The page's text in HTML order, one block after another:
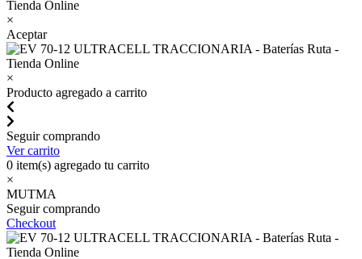
×
Aceptar
×
Producto agregado a carrito
Seguir comprando
Ver carrito
0 item(s) agregado tu carrito
×
MUTMA
Seguir comprando
Checkout